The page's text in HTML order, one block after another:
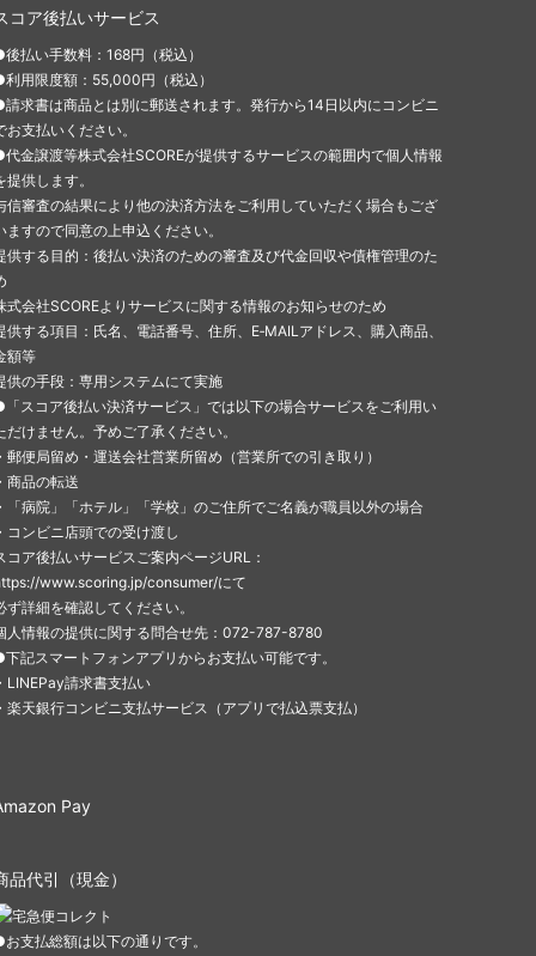
コア後払いサービス
払い手数料：168円（税込）
用限度額：55,000円（税込）
求書は商品とは別に郵送されます。発行から14日以内にコンビニ
お支払いください。
金譲渡等株式会社SCOREが提供するサービスの範囲内で個人情報
提供します。
信審査の結果により他の決済方法をご利用していただく場合もござ
ますので同意の上申込ください。
供する目的：後払い決済のための審査及び代金回収や債権管理のた
式会社SCOREよりサービスに関する情報のお知らせのため
供する項目：氏名、電話番号、住所、E‐MAILアドレス、購入商品、
額等
供の手段：専用システムにて実施
スコア後払い決済サービス」では以下の場合サービスをご利用い
だけません。予めご了承ください。
・郵便局留め・運送会社営業所留め（営業所での引き取り）
・商品の転送
・「病院」「ホテル」「学校」のご住所でご名義が職員以外の場合
・コンビニ店頭での受け渡し
コア後払いサービスご案内ページURL：
www.scoring.jp/consumer/にて
ず詳細を確認してください。
人情報の提供に関する問合せ先：072-787-8780
記スマートフォンアプリからお支払い可能です。
・LINEPay請求書支払い
・楽天銀行コンビニ支払サービス（アプリで払込票支払）
Pay
品代引（現金）
支払総額は以下の通りです。